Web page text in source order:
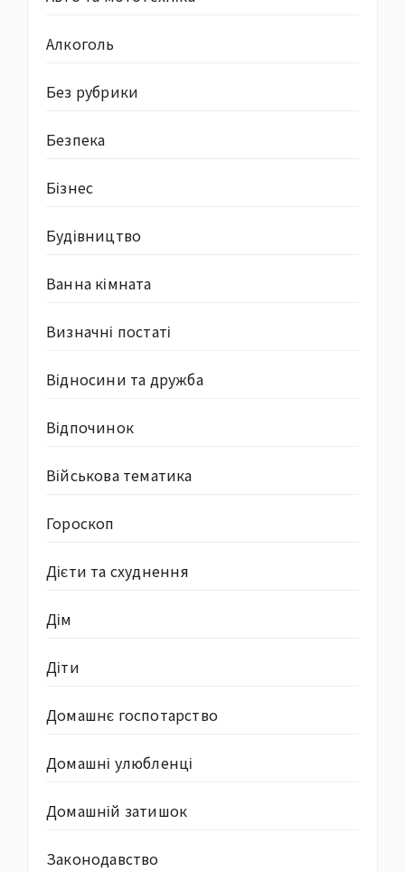
Алкоголь
Без рубрики
Безпека
Бізнес
Будівництво
Ванна кімната
Визначні постаті
Відносини та дружба
Відпочинок
Військова тематика
Гороскоп
Дієти та схуднення
Дім
Діти
Домашнє госпотарство
Домашні улюбленці
Домашній затишок
Законодавство